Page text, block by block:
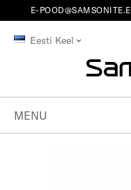
E-
Eesti Keel
MENU